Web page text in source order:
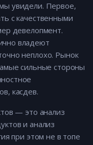
увидели. Первое,
с качественными
девелопмент.
владеют
неплохо. Рынок
сильные стороны
касдев.
— это анализ
и анализ
при этом не в топе